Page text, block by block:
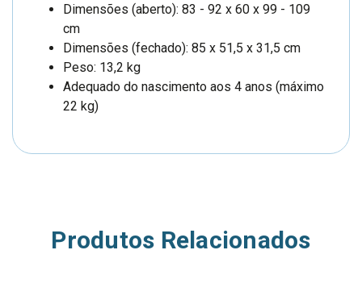
Dimensões (aberto): 83 - 92 x 60 x 99 - 109
cm
Dimensões (fechado): 85 x 51,5 x 31,5 cm
Peso: 13,2 kg
Adequado do nascimento aos 4 anos (máximo
22 kg)
Produtos Relacionados